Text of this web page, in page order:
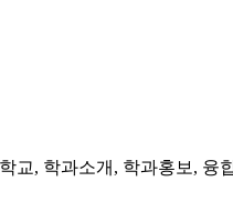
교, 학과소개, 학과홍보, 융